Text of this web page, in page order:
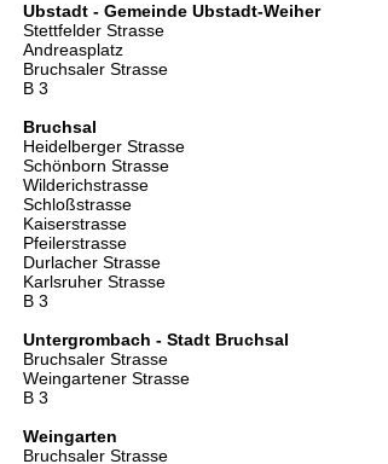
Ubstadt - Gemeinde Ubstadt-Weiher
Stettfelder Strasse
Andreasplatz
Bruchsaler Strasse
B 3
Bruchsal
Heidelberger Strasse
Schönborn Strasse
Wilderichstrasse
Schloßstrasse
Kaiserstrasse
Pfeilerstrasse
Durlacher Strasse
Karlsruher Strasse
B 3
Untergrombach - Stadt Bruchsal
Bruchsaler Strasse
Weingartener Strasse
B 3
Weingarten
Bruchsaler Strasse